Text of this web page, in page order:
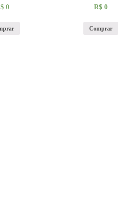
0 R$0
Comprar